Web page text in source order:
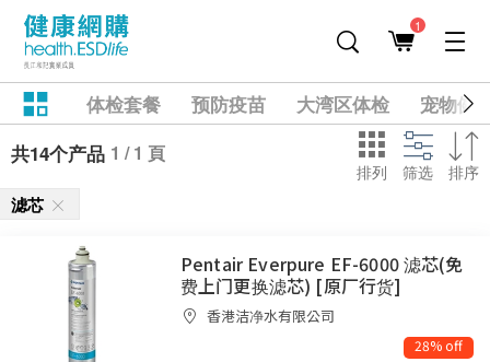
1
体检套餐 预防疫苗 大湾区体检
宠物健
共14个产品 1 / 1 頁
排列 筛选 排序
滤芯
Pentair Everpure EF-6000 滤芯(免
费上门更换滤芯) [原厂行货]
香港洁净水有限公司
28% off